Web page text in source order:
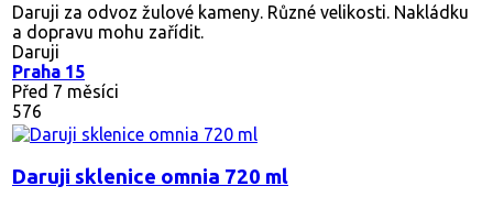
Daruji za odvoz žulové kameny. Různé velikosti. Nakládku
a dopravu mohu zařídit.
Daruji
Praha 15
Před 7 měsíci
576
Daruji sklenice omnia 720 ml